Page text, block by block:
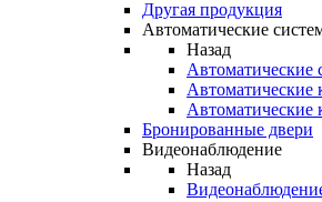
Другая продукция
Автоматические
Назад
Автоматические
Автоматические
Бронированные двери
Видеонаблюдение
Назад